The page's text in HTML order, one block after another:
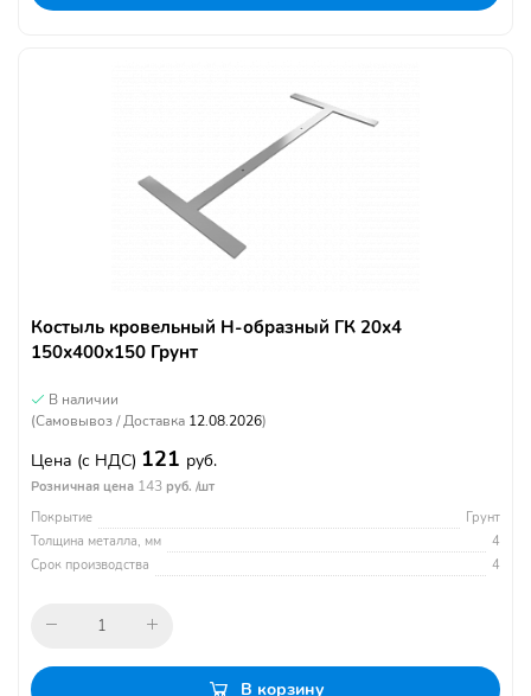
Костыль кровельный Н-образный ГК 20х4
150х400х150 Грунт
В наличии
(Самовывоз / Доставка 12.08.2026)
Цена (с НДС) 121 руб.
Розничная цена 143 руб. /шт
Покрытие
Грунт
Толщина металла, мм
4
Срок производства
4
В корзину